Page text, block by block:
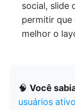
social, slide
permitir que
melhor o
🧠 Você
usuários